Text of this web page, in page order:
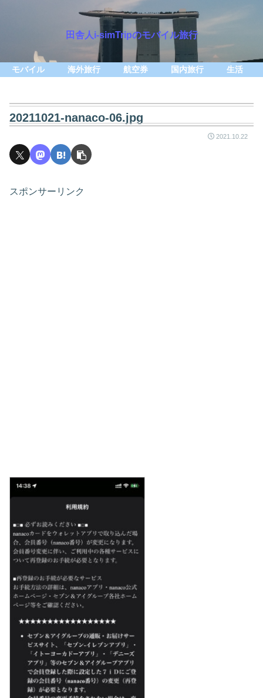
田舎人i-simTripのモバイル旅行
モバイル 海外旅行 航空券 国内旅行 生活
20211021-nanaco-06.jpg
2021.10.22
スポンサーリンク